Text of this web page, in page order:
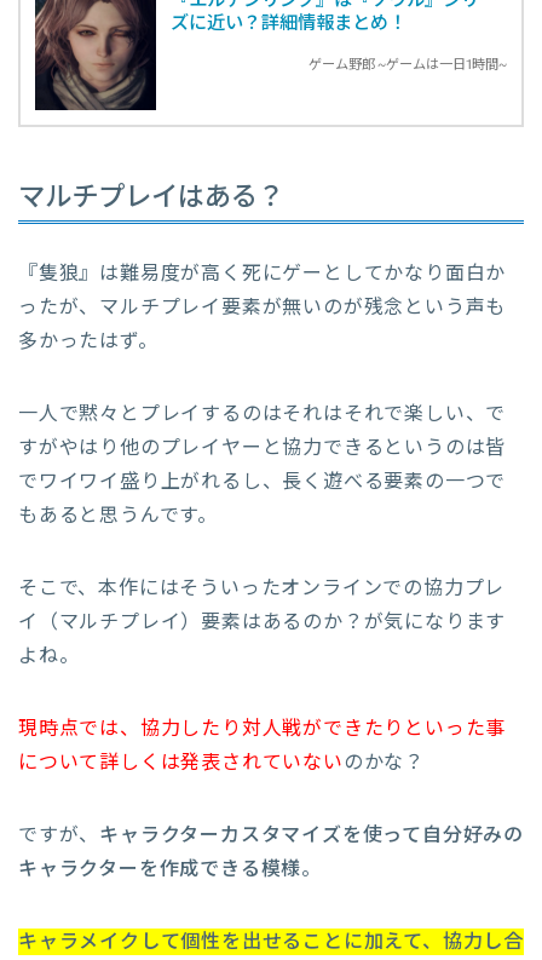
ズに近い？詳細情報まとめ！
ゲーム野郎 ~ゲームは一日1時間~
マルチプレイはある？
『隻狼』は難易度が高く死にゲーとしてかなり面白か
ったが、マルチプレイ要素が無いのが残念という声も
多かったはず。
一人で黙々とプレイするのはそれはそれで楽しい、で
すがやはり他のプレイヤーと協力できるというのは皆
でワイワイ盛り上がれるし、長く遊べる要素の一つで
もあると思うんです。
そこで、本作にはそういったオンラインでの協力プレ
イ（マルチプレイ）要素はあるのか？が気になります
よね。
現時点では、協力したり対人戦ができたりといった事
について詳しくは発表されていないのかな？
ですが、 キャラクターカスタマイズを使って自分好みの
キャラクターを作成できる模様。
キャラメイクして個性を出せることに加えて、協力し合